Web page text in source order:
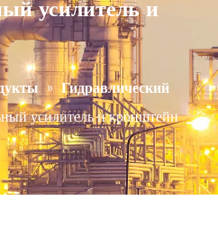
усилитель и
» Гидравлический
усилитель и кронштейн